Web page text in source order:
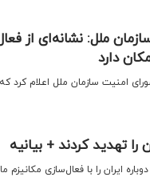
ملل: نشانه‌ای از
دارد
امنیت سازمان ملل اعلام
را تهدید کردند + بیانیه
ایران را با فعال‌سازی